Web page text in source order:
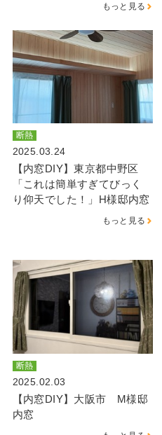
もっと見る
断熱
2025.03.24
【内窓DIY】東京都中野区
「これは簡単すぎてびっく
り仰天でした！」H様邸内窓
もっと見る
断熱
2025.02.03
【内窓DIY】大阪市 M様邸
内窓